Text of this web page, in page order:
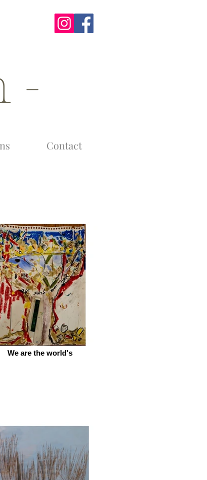
- Nomi Kroch -
Contact
We are the world's